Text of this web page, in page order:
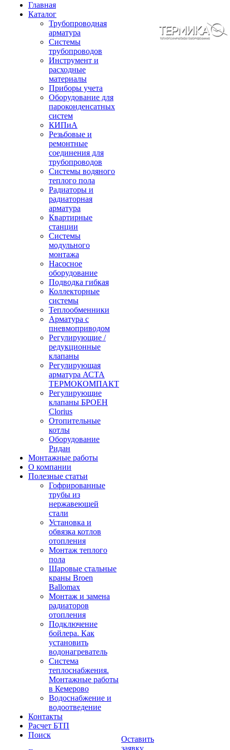
Главная
Каталог
Трубопроводная
арматура
Системы
трубопроводов
Инструмент и
расходные
материалы
Приборы учета
Оборудование для
пароконденсатных
систем
КИПиА
Резьбовые и
ремонтные
соединения для
трубопроводов
Системы водяного
теплого пола
Радиаторы и
радиаторная
арматура
Квартирные
станции
Системы
модульного
монтажа
Насосное
оборудование
Подводка гибкая
Коллекторные
системы
Теплообменники
Арматура с
пневмоприводом
Регулирующие /
редукционные
клапаны
Регулирующая
арматура АСТА
ТЕРМОКОМПАКТ
Регулирующие
клапаны БРОЕН
Clorius
Отопительные
котлы
Оборудование
Ридан
Монтажные работы
О компании
Полезные статьи
Гофрированные
трубы из
нержавеющей
стали
Установка и
обвязка котлов
отопления
Монтаж теплого
пола
Шаровые стальные
краны Broen
Ballomax
Монтаж и замена
радиаторов
отопления
Подключение
бойлера. Как
установить
водонагреватель
Система
теплоснабжения.
Монтажные работы
в Кемерово
Водоснабжение и
водоотведение
Контакты
Расчет БТП
Поиск
Оставить
заявку